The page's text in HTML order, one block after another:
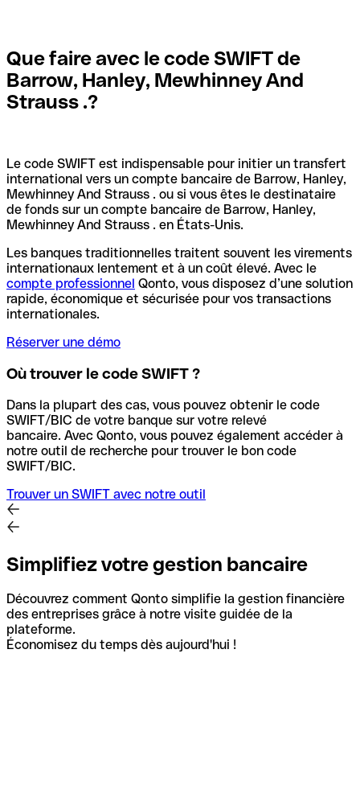
Que faire avec le code SWIFT de
Barrow, Hanley, Mewhinney And
Strauss .?
Le code SWIFT est indispensable pour initier un transfert
international vers un compte bancaire de Barrow, Hanley,
Mewhinney And Strauss . ou si vous êtes le destinataire
de fonds sur un compte bancaire de Barrow, Hanley,
Mewhinney And Strauss . en États-Unis.
Les banques traditionnelles traitent souvent les virements
internationaux lentement et à un coût élevé. Avec le
compte professionnel Qonto, vous disposez d’une solution
rapide, économique et sécurisée pour vos transactions
internationales.
Réserver une démo
Où trouver le code SWIFT ?
Dans la plupart des cas, vous pouvez obtenir le code
SWIFT/BIC de votre banque sur votre relevé
bancaire. Avec Qonto, vous pouvez également accéder à
notre outil de recherche pour trouver le bon code
SWIFT/BIC.
Trouver un SWIFT avec notre outil
Simplifiez votre gestion bancaire
Découvrez comment Qonto simplifie la gestion financière
des entreprises grâce à notre visite guidée de la
plateforme.
Économisez du temps dès aujourd'hui !